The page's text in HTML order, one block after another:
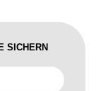
SICHERN